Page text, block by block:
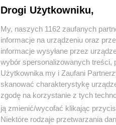
Drogi Użytkowniku,
My, naszych 1162 zaufanych
informacje na urządzeniu oraz
informacje wysyłane przez
wybór spersonalizowanych treści,
Użytkownika my i Zaufani
skanować charakterystykę
zgodę na korzystanie z tych
ją zmienić/wycofać klikając
Niektóre rodzaje przetwarzania